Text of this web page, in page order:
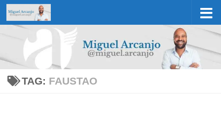
Skip to content
TAG: FAUSTAO